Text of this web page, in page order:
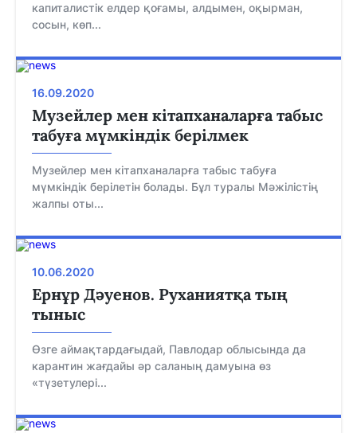
капиталистік елдер қоғамы, алдымен, оқырман,
сосын, көп...
16.09.2020
Музейлер мен кітапханаларға табыс
табуға мүмкіндік берілмек
Музейлер мен кітапханаларға табыс табуға
мүмкіндік берілетін болады. Бұл туралы Мәжілістің
жалпы оты...
10.06.2020
Ернұр Дәуенов. Руханиятқа тың
тыныс
Өзге аймақтардағыдай, Павлодар облысында да
карантин жағдайы әр саланың дамуына өз
«түзетулері...